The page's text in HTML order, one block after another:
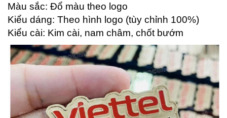
Màu sắc: Đổ màu theo logo
Kiểu dáng: Theo hình logo (tùy chỉnh 100%)
Kiểu cài: Kim cài, nam châm, chốt bướm